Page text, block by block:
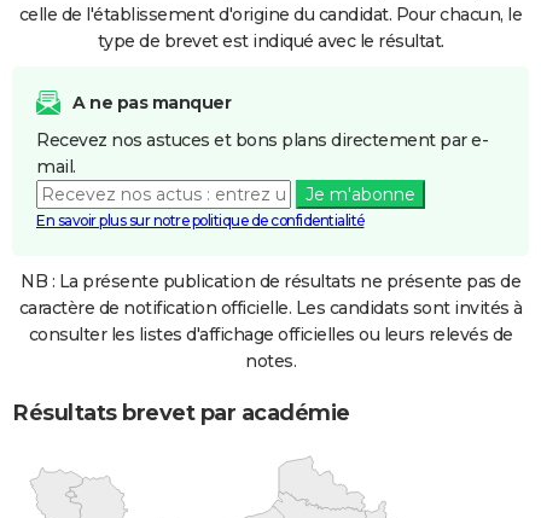
celle de l'établissement d'origine du candidat. Pour chacun, le
type de brevet est indiqué avec le résultat.
A ne pas manquer
Recevez nos astuces et bons plans directement par e-
mail.
Je m'abonne
En savoir plus sur notre politique de confidentialité
NB : La présente publication de résultats ne présente pas de
caractère de notification officielle. Les candidats sont invités à
consulter les listes d'affichage officielles ou leurs relevés de
notes.
Résultats brevet par académie